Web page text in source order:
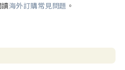
海外訂購常見問題 。